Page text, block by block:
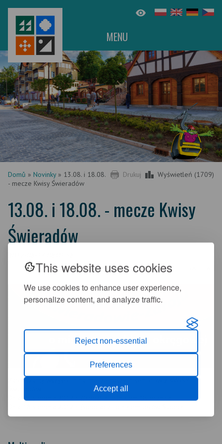
This website uses cookies
We use cookies to enhance user experience,
personalize content, and analyze traffic.
Reject non-essential
Preferences
Accept all
MENU
Drukuj Wyświetleń (1709)
Domů » Novinky» 13.08. i 18.08.
- mecze Kwisy Świeradów
13.08. i 18.08. - mecze Kwisy
Świeradów
Zapraszamy wszystkich na mecze naszych seniorów z KWISY
Dnia 15 sierpnia 2012 r. (środa) z Leśnikiem Osiecznica